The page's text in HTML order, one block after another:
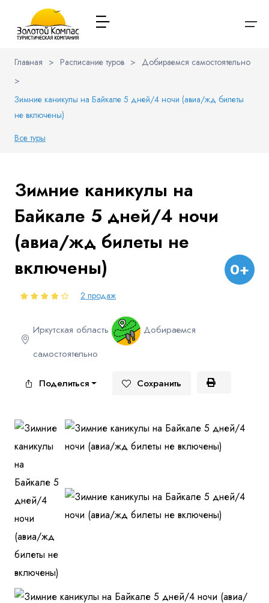
Расписание туров
Туры и экскурсии
Заказ автобуса
Контакты
Главная > Расписание туров > Добираемся самостоятельно
>
Зимние каникулы на Байкале 5 дней/4 ночи (авиа/жд билеты
не включены)
Все туры
Зимние каникулы на
Байкале 5 дней/4 ночи
(авиа/жд билеты не
включены)
0+
2 продаж
Иркутская область
Добираемся
самостоятельно
Поделиться Сохранить
Наличие мест в туре
Варианты заезда
Обратная связь
ознакомленс политикой компании в отношении
обработки персональных данных
Через ВК
Я даю согласие наобработку персональных данных
ознакомлен с политикой компании в отношении
обработки персональных данных
Выберите соц.сеть
Телеграм